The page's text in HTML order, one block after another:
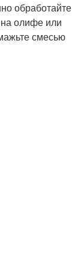
обработайте
олифе или
смесью